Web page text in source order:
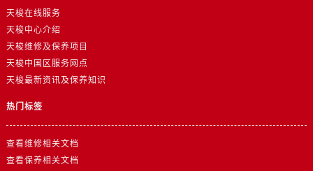
天梭在线服务
天梭中心介绍
天梭维修及保养项目
天梭中国区服务网点
天梭最新资讯及保养知识
热门标签
查看维修相关文档
查看保养相关文档